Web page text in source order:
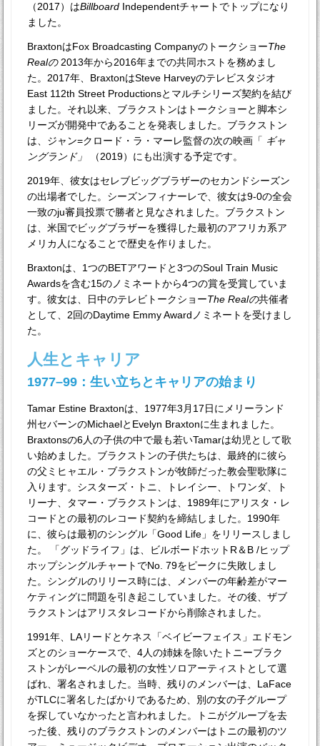
（2017）はBillboard Independentチャートでトップになり
ました。
BraxtonはFox Broadcasting CompanyのトークショーThe
Realの2013年から2016年までの共同ホストを務めまし
た。2017年、BraxtonはSteve Harveyのテレビスタジオ
East 112th Street Productionsとマルチシリーズ契約を結び
ました。それ以来、ブラクストンはトークショーと脚本シ
リーズが開発中であることを発表しました。ブラクストン
は、ジャン=クロード・ラ・マーレ監督の次の映画「 ギャ
ングランド」
（2019）にも出演する予定です。
2019年、彼女はセレブビッグブラザーのセカンドシーズン
の出場者でした。シーズンフィナーレで、彼女は9-0の全会
一致のju審員投票で勝者と見なされました。ブラクストン
は、米国でビッグブラザーを獲得した最初のアフリカ系ア
メリカ人になることで歴史を作りました。
Braxtonは、1つのBETアワードと3つのSoul Train Music
Awardsを含む15のノミネートから4つの賞を受賞していま
す。彼女は、日中のテレビトークショーThe Realの共催者
として、2回のDaytime Emmy Awardノミネートを受けまし
た。
人生とキャリア
1977–99：生い立ちとキャリアの始まり
Tamar Estine Braxtonは、1977年3月17日にメリーランド
州セバーンのMichaelとEvelyn Braxtonに生まれました。
Braxtonsの6人の子供の中で最も若いTamarは幼児として歌
い始めました。ブラクストンの子供たちは、最終的に彼ら
の父ミヒャエル・ブラクストンが牧師だった教会聖歌隊に
入ります。シスターズ・トニ、トレイシー、トワンダ、ト
リーナ、タマー・ブラクストンは、1989年にアリスタ・レ
コードとの最初のレコード契約を締結しました。1990年
に、彼らは最初のシングル「Good Life」をリリースしまし
た。 「グッドライフ」は、ビルボードホットR＆B /ヒップ
ホップシングルチャートでNo. 79をピークに失敗しまし
た。シングルのリリース時には、メンバーの年齢差がマー
ケティングに問題を引き起こしていました。その後、ザブ
ラクストンはアリスタレコードから削除されました。
1991年、LAリードとケネス「ベイビーフェイス」エドモン
ズとのショーケースで、4人の姉妹を除いたトニーブラク
ストンがレーベルの最初の女性ソロアーティストとして選
ばれ、署名されました。当時、残りのメンバーは、LaFace
がTLCに署名したばかりであるため、別の女の子グループ
を探していなかったと言われました。トニがグループを去
った後、残りのブラクストンのメンバーはトニの最初のツ